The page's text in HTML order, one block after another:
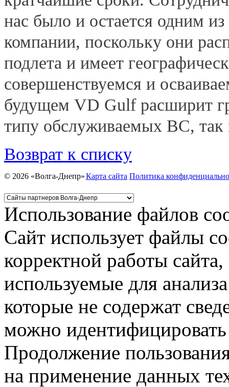
нас было и остается одним
компании, поскольку они
подлета и имеет
совершенствуемся и
будущем VD Gulf расширит
типу обслуживаемых ВС, так
Возврат к списку
© 2026 «Волга-Днепр»Карта сайта Политика
Использование файлов
Сайт использует файлы
корректной работы
используемые для
которые не содержат
можно идентифицировать
Продолжение
на применение данных